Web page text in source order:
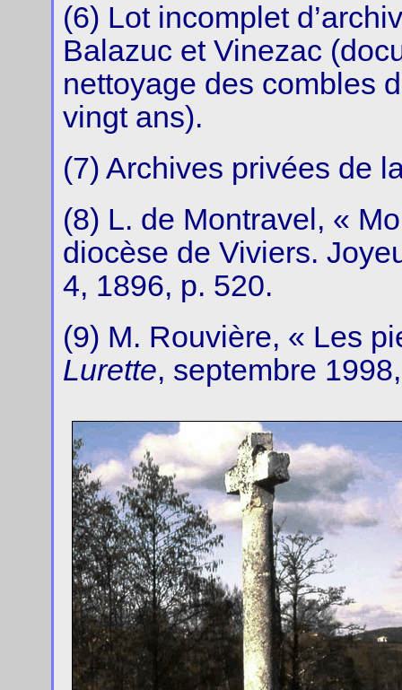
(6) Lot incomplet
Balazuc et Vinezac
nettoyage des combles
vingt ans).
(7) Archives privées de
(8) L. de Montravel, «
diocèse de Viviers.
4, 1896, p. 520.
(9) M. Rouvière, « Les
Lurette, septembre